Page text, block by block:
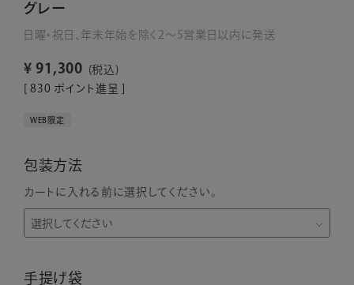
グレー
日曜・祝日、年末年始を除く2～5営業日以内に発送
¥ 91,300
税込
830 ポイント進呈 ]
WEB限定
包装方法
カートに入れる前に選択してください。
手提げ袋